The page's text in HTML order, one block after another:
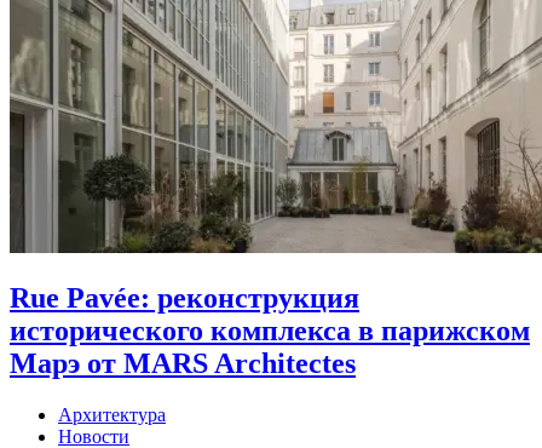
Rue Pavée: реконструкция
исторического комплекса в парижском
Марэ от MARS Architectes
Архитектура
Новости